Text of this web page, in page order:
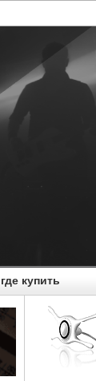
где купить